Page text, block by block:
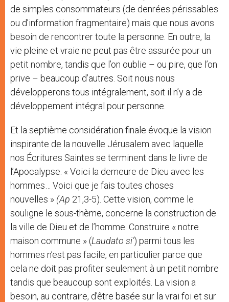
de simples consommateurs (de denrées périssables
ou d’information fragmentaire) mais que nous avons
besoin de rencontrer toute la personne. En outre, la
vie pleine et vraie ne peut pas être assurée pour un
petit nombre, tandis que l’on oublie – ou pire, que l’on
prive – beaucoup d’autres. Soit nous nous
développerons tous intégralement, soit il n’y a de
développement intégral pour personne.
Et la septième considération finale évoque la vision
inspirante de la nouvelle Jérusalem avec laquelle
nos Écritures Saintes se terminent dans le livre de
l’Apocalypse. « Voici la demeure de Dieu avec les
hommes… Voici que je fais toutes choses
nouvelles » (Ap 21,3-5). Cette vision, comme le
souligne le sous-thème, concerne la construction de
la ville de Dieu et de l’homme. Construire « notre
maison commune » (Laudato si’) parmi tous les
hommes n’est pas facile, en particulier parce que
cela ne doit pas profiter seulement à un petit nombre
tandis que beaucoup sont exploités. La vision a
besoin, au contraire, d’être basée sur la vrai foi et sur